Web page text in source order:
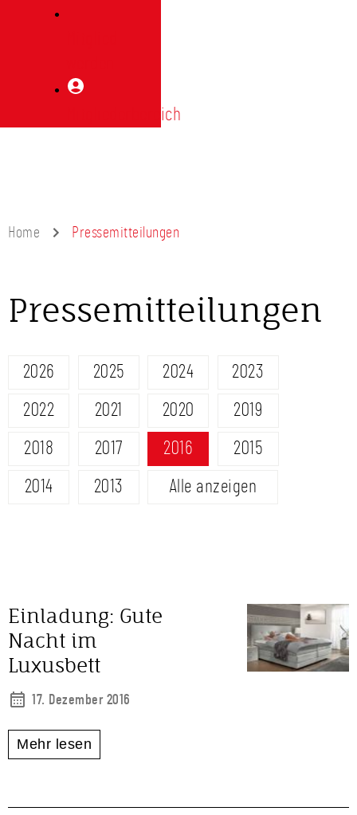
Mitgliederbereich
Home Pressemitteilungen
Pressemitteilungen
2026 2025 2024
2023
2022
2021 2020
2019
2018
2017 2016
2015
2014
2013 Alle anzeigen
Einladung: Gute
Nacht im
Luxusbett
17. Dezember 2016
Mehr lesen